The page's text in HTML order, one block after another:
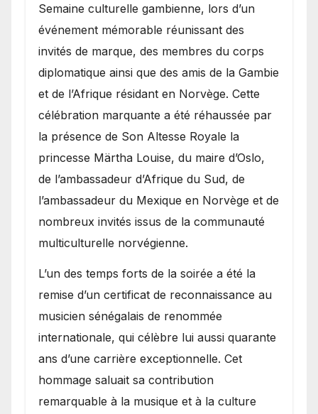
Semaine culturelle gambienne, lors d’un
événement mémorable réunissant des
invités de marque, des membres du corps
diplomatique ainsi que des amis de la Gambie
et de l’Afrique résidant en Norvège. Cette
célébration marquante a été réhaussée par
la présence de Son Altesse Royale la
princesse Märtha Louise, du maire d’Oslo,
de l’ambassadeur d’Afrique du Sud, de
l’ambassadeur du Mexique en Norvège et de
nombreux invités issus de la communauté
multiculturelle norvégienne.
​L’un des temps forts de la soirée a été la
remise d’un certificat de reconnaissance au
musicien sénégalais de renommée
internationale, qui célèbre lui aussi quarante
ans d’une carrière exceptionnelle. Cet
hommage saluait sa contribution
remarquable à la musique et à la culture